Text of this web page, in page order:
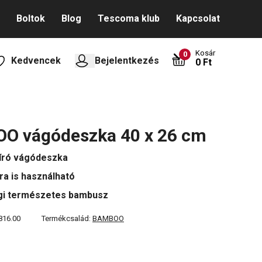
Boltok Blog Tescoma klub Kapcsolat
Kedvencek Bejelentkezés
0 Kosár
0 Ft
vágódeszka 40 x 26 cm
vágódeszka
is használható
természetes bambusz
Termékcsalád: BAMBOO